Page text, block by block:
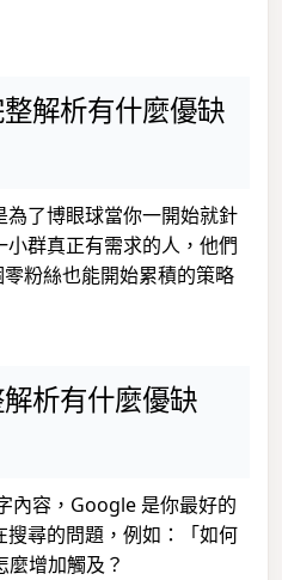
解析有什麼優缺
了博眼球當你一開始就針
群真正有需求的人，他們
粉絲也能開始累積的策略
析有什麼優缺
內容，Google 是你最好的
尋的問題，例如：「如何
增加觸及？